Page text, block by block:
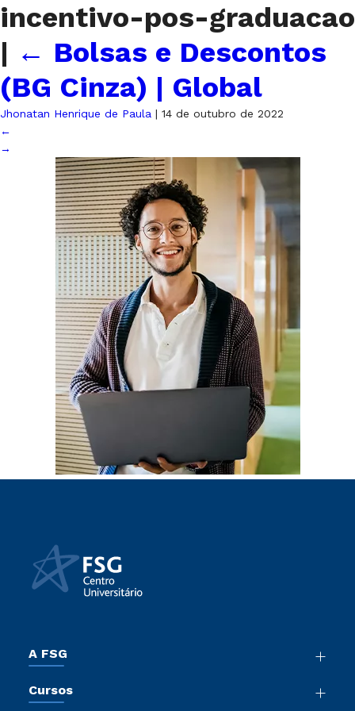
incentivo-pos-graduacao
| ← Bolsas e Descontos
(BG Cinza) | Global
Jhonatan Henrique de Paula | 14 de outubro de 2022
←
→
A FSG
Sala de Imprensa
Cursos